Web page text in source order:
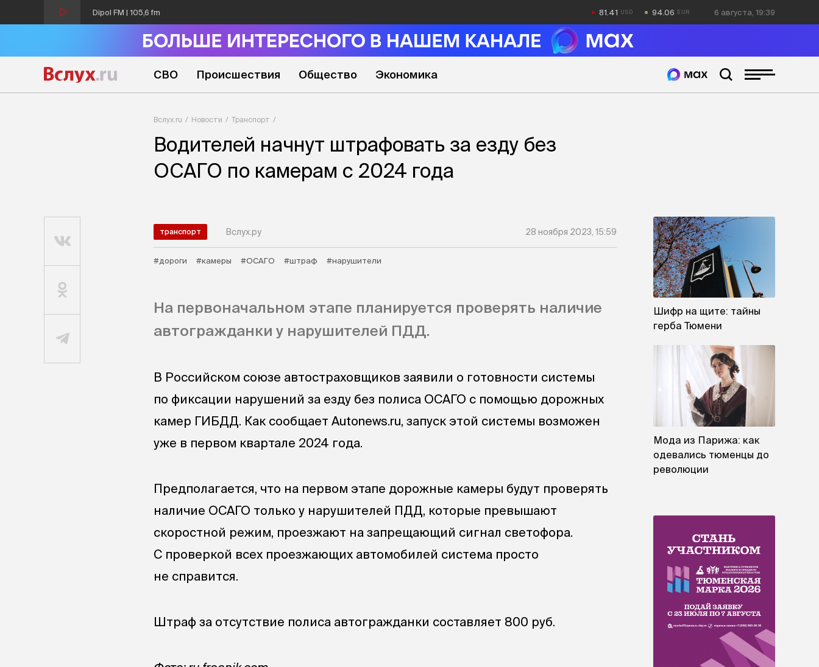
Dipol FM | 105,6 fm 81.41 94.06 6 августа, 19:39
СВО Происшествия Общество Экономика
Вслух.ru Новости Транспорт
Водителей начнут штрафовать за езду без
ОСАГО по камерам с 2024 года
транспорт Вслух.ру 28 ноября 2023, 15:59
#дороги #камеры #ОСАГО #штраф #нарушители
На первоначальном этапе планируется проверять наличие
автогражданки у нарушителей ПДД.
В Российском союзе автостраховщиков заявили о готовности системы
по фиксации нарушений за езду без полиса ОСАГО с помощью дорожных
камер ГИБДД. Как сообщает Autonews.ru, запуск этой системы возможен
уже в первом квартале 2024 года.
Предполагается, что на первом этапе дорожные камеры будут проверять
наличие ОСАГО только у нарушителей ПДД, которые превышают
скоростной режим, проезжают на запрещающий сигнал светофора.
С проверкой всех проезжающих автомобилей система просто
не справится.
Штраф за отсутствие полиса автогражданки составляет 800 руб.
Шифр на щите: тайны
герба Тюмени
Мода из Парижа: как
одевались тюменцы до
революции